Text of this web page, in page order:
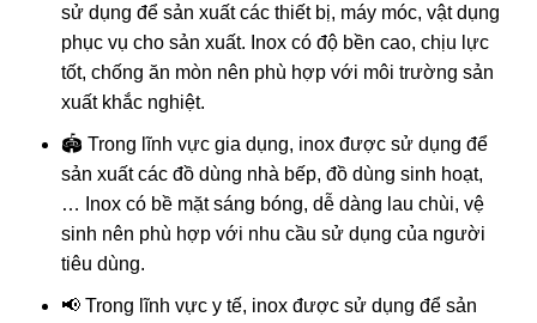
sử dụng để sản xuất các thiết bị, máy móc, vật dụng
phục vụ cho sản xuất. Inox có độ bền cao, chịu lực
tốt, chống ăn mòn nên phù hợp với môi trường sản
xuất khắc nghiệt.
🏟️ Trong lĩnh vực gia dụng, inox được sử dụng để
sản xuất các đồ dùng nhà bếp, đồ dùng sinh hoạt,
… Inox có bề mặt sáng bóng, dễ dàng lau chùi, vệ
sinh nên phù hợp với nhu cầu sử dụng của người
tiêu dùng.
📢 Trong lĩnh vực y tế, inox được sử dụng để sản